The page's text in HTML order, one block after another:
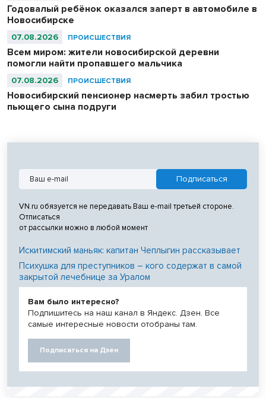
Годовалый ребёнок оказался заперт в автомобиле в
Новосибирске
07.08.2026 ПРОИСШЕСТВИЯ
Всем миром: жители новосибирской деревни
помогли найти пропавшего мальчика
07.08.2026 ПРОИСШЕСТВИЯ
Новосибирский пенсионер насмерть забил тростью
пьющего сына подруги
VN.ru обязуется не передавать Ваш e-mail третьей стороне.
Отписаться
от рассылки можно в любой момент
Искитимский маньяк: капитан Чеплыгин рассказывает
Психушка для преступников – кого содержат в самой
закрытой лечебнице за Уралом
Вам было интересно?
Подпишитесь на наш канал в Яндекс. Дзен. Все
самые интересные новости отобраны там.
Подписаться на Дзен